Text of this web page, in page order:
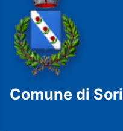
Comune di Sori